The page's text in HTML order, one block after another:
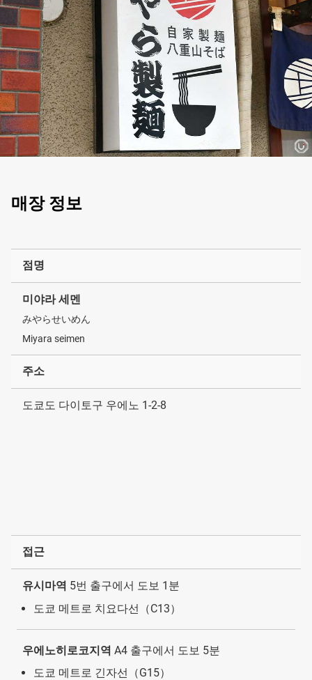
매장 정보
점명
미야라 세멘
みやらせいめん
Miyara seimen
주소
도쿄도 다이토구 우에노 1-2-8
접근
유시마역 5번 출구에서 도보 1분
도쿄 메트로 치요다선（C13）
우에노히로코지역 A4 출구에서 도보 5분
도쿄 메트로 긴자선（G15）